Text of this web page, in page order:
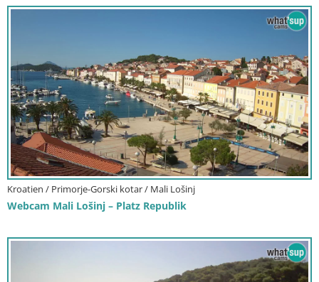
Kroatien / Primorje-Gorski kotar / Mali Lošinj
Webcam Mali Lošinj – Platz Republik